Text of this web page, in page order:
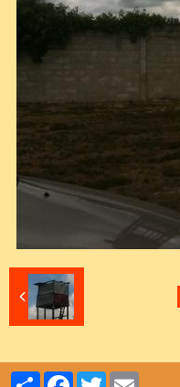
PartagerFacebookTwitter